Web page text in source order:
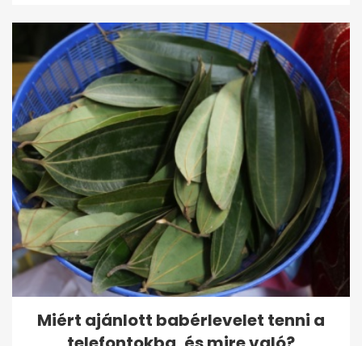
Miért ajánlott babérlevelet tenni a